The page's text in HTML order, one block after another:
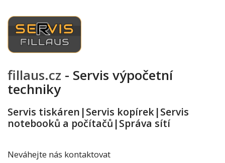
fillaus.cz - Servis výpočetní
techniky
Servis tiskáren|Servis kopírek|Servis
notebooků a počítačů|Správa sítí
Neváhejte nás kontaktovat